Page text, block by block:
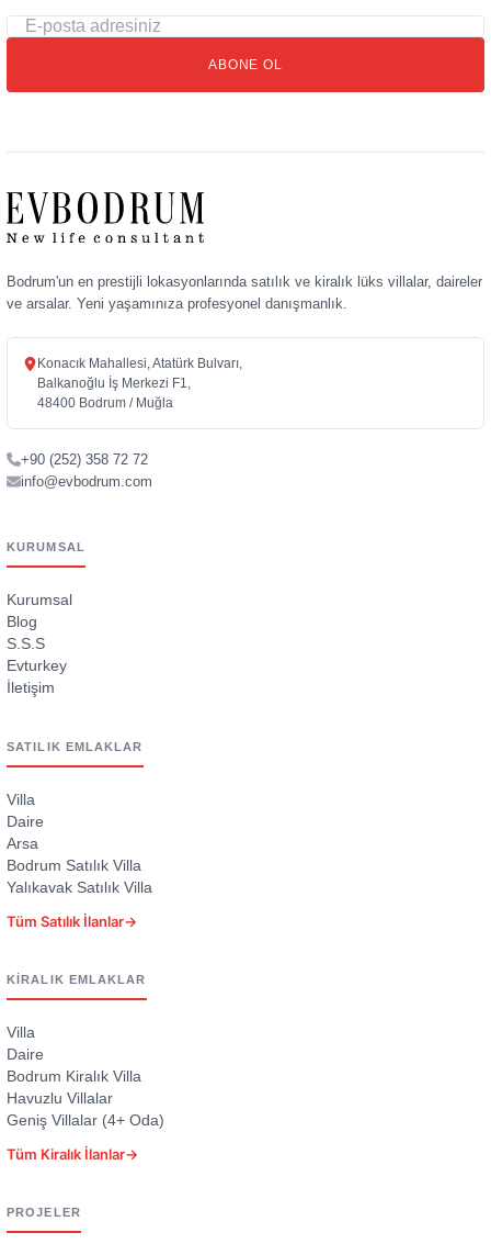
posta
ABONE OL
Bodrum'un en prestijli lokasyonlarında satılık ve kiralık lüks villalar, daireler
ve arsalar. Yeni yaşamınıza profesyonel danışmanlık.
Konacık Mahallesi, Atatürk Bulvarı,
Balkanoğlu İş Merkezi F1,
48400 Bodrum / Muğla
+90 (252) 358 72 72
info@evbodrum.com
KURUMSAL
Kurumsal
Blog
S.S.S
Evturkey
İletişim
SATILIK EMLAKLAR
Villa
Daire
Arsa
Bodrum Satılık Villa
Yalıkavak Satılık Villa
Tüm Satılık İlanlar→
KIRALIK EMLAKLAR
Villa
Daire
Bodrum Kiralık Villa
Havuzlu Villalar
Geniş Villalar (4+ Oda)
Tüm Kiralık İlanlar→
PROJELER